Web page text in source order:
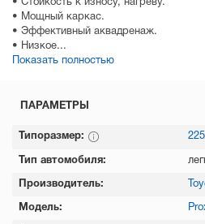
• Стойкость к износу, нагреву.
• Мощный каркас.
• Эффективный аквадренаж.
• Низкое...
Показать полностью
ПАРАМЕТРЫ
Типоразмер:
Тип автомобиля:
Производитель:
Модель: